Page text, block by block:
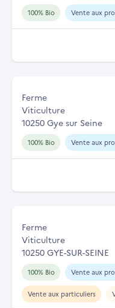
100% Bio Vente aux
Ferme
Viticulture
10250 Gye sur Seine
100% Bio Vente aux
Ferme
Viticulture
10250 GYE-SUR-SEINE
100% Bio Vente aux
Vente aux particuliers